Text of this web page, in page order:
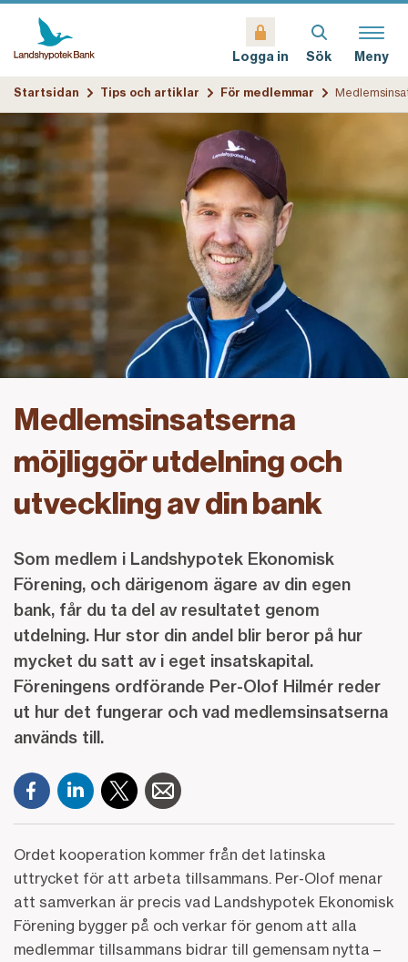
Logga in Sök Meny
Startsidan Tips och artiklar För medlemmar
Medlemsinsatserna
möjliggör utdelning och
utveckling av din bank
Som medlem i Landshypotek Ekonomisk
Förening, och därigenom ägare av din egen
bank, får du ta del av resultatet genom
utdelning. Hur stor din andel blir beror på hur
mycket du satt av i eget insatskapital.
Föreningens ordförande Per-Olof Hilmér reder
ut hur det fungerar och vad medlemsinsatserna
används till.
Ordet kooperation kommer från det latinska
uttrycket för att arbeta tillsammans. Per-Olof menar
att samverkan är precis vad Landshypotek Ekonomisk
Förening bygger på och verkar för genom att alla
medlemmar tillsammans bidrar till gemensam nytta –